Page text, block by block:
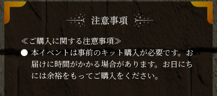
≪ご購入に関する注意事項≫
本イベントは事前のキット購入が必要です。お
届けに時間がかかる場合があります。お日にち
には余裕をもってご購入をください。